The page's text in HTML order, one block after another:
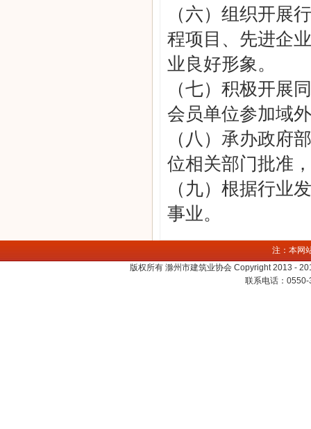
（六）组织开展
程项目、先进企
业良好形象。
（七）积极开展
会员单位参加域
（八）承办政府
位相关部门批准
（九）根据行业
事业。
注：本网
版权所有 滁州市建筑业协会 Copyright 2013 -
联系电话：